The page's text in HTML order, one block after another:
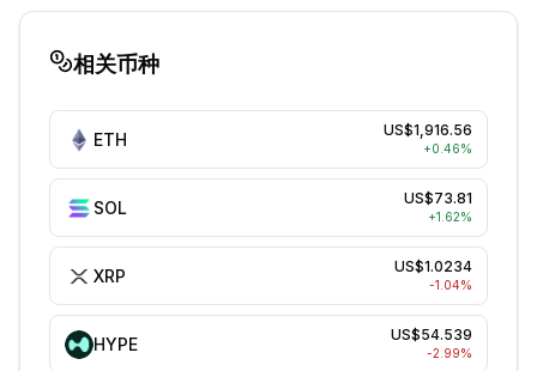
相关币种
ETH US$1,916.56
+0.46%
SOL US$73.81
+1.62%
XRP US$1.0234
-1.04%
HYPE US$54.539
-2.99%